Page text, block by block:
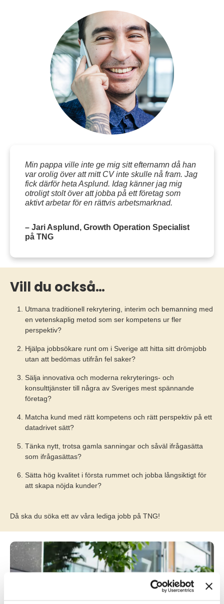
Min pappa ville inte ge mig sitt efternamn då han
var orolig över att mitt CV inte skulle nå fram. Jag
fick därför heta Asplund. Idag känner jag mig
otroligt stolt över att jobba på ett företag som
aktivt arbetar för en rättvis arbetsmarknad.
– Jari Asplund, Growth Operation Specialist
på TNG
Vill du också…
Utmana traditionell rekrytering, interim och bemanning med
en vetenskaplig metod som ser kompetens ur fler
perspektiv?
Hjälpa jobbsökare runt om i Sverige att hitta sitt drömjobb
utan att bedömas utifrån fel saker?
Sälja innovativa och moderna rekryterings- och
konsulttjänster till några av Sveriges mest spännande
företag?
Matcha kund med rätt kompetens och rätt perspektiv på ett
datadrivet sätt?
Tänka nytt, trotsa gamla sanningar och såväl ifrågasätta
som ifrågasättas?
Sätta hög kvalitet i första rummet och jobba långsiktigt för
att skapa nöjda kunder?
Då ska du söka ett av våra lediga jobb på TNG!